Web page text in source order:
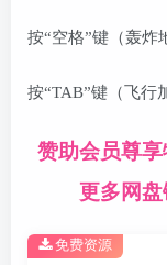
按“空格”键（轰炸
按“TAB”键（飞行
赞助会员尊
更多网
免费资源